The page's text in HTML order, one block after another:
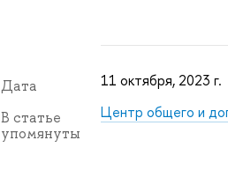
Дата 11 октября, 2023 г.
В статье
упомянуты
Центр общего и